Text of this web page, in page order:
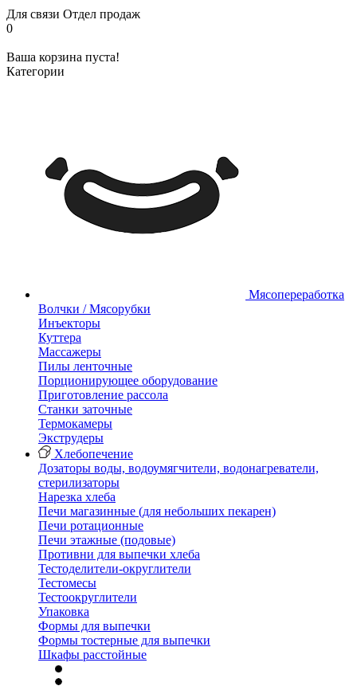
Для связи Отдел продаж
0
Ваша корзина пуста!
Категории
Мясопереработка
Волчки / Мясорубки
Инъекторы
Куттера
Массажеры
Пилы ленточные
Порционирующее оборудование
Приготовление рассола
Станки заточные
Термокамеры
Экструдеры
Хлебопечение
Дозаторы воды, водоумягчители, водонагреватели,
стерилизаторы
Нарезка хлеба
Печи магазинные (для небольших пекарен)
Печи ротационные
Печи этажные (подовые)
Противни для выпечки хлеба
Тестоделители-округлители
Тестомесы
Тестоокруглители
Упаковка
Формы для выпечки
Формы тостерные для выпечки
Шкафы расстойные